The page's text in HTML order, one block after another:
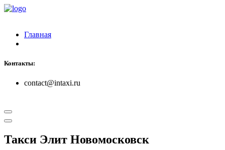
Главная
Контакты:
contact@intaxi.ru
Такси Элит Новомосковск